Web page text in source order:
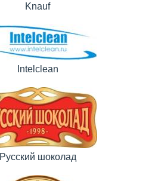
Knauf
Intelclean
Русский шоколад